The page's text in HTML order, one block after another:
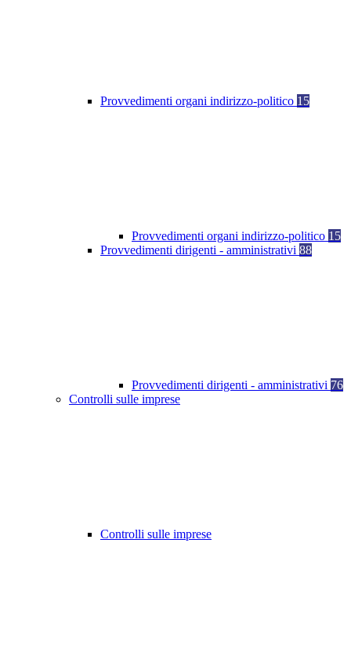
Provvedimenti organi indirizzo-politico 15
Provvedimenti organi indirizzo-politico 15
Provvedimenti dirigenti - amministrativi 88
Provvedimenti dirigenti - amministrativi 76
Controlli sulle imprese
Controlli sulle imprese